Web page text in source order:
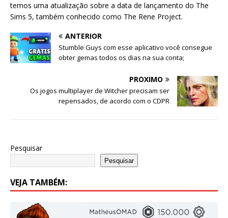
temos uma atualização sobre a data de lançamento do The
Sims 5, também conhecido como The Rene Project.
ANTERIOR
Stumble Guys com esse aplicativo você consegue
obter gemas todos os dias na sua conta;
PRÓXIMO
Os jogos multiplayer de Witcher precisam ser
repensados, de acordo com o CDPR
Pesquisar
Pesquisar
VEJA TAMBÉM: